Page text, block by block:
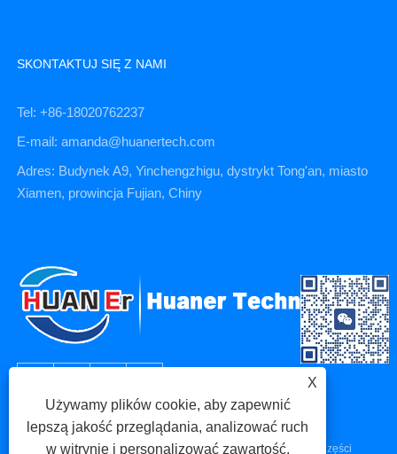
SKONTAKTUJ SIĘ Z NAMI
Tel: +86-18020762237
E-mail: amanda@huanertech.com
Adres: Budynek A9, Yinchengzhigu, dystrykt Tong'an, miasto
Xiamen, prowincja Fujian, Chiny
Prawa autorskie © 2023 Xiamen Huaner Technology Co., Ltd - Części
X
Używamy plików cookie, aby zapewnić
lepszą jakość przeglądania, analizować ruch
w witrynie i personalizować zawartość.